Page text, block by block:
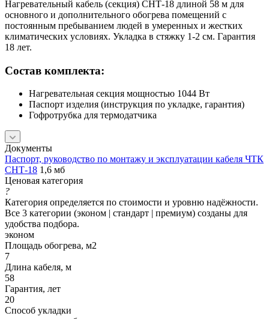
Нагревательный кабель (секция) СНТ-18 длиной 58 м для
основного и дополнительного обогрева помещений с
постоянным пребыванием людей в умеренных и жестких
климатических условиях. Укладка в стяжку 1-2 см. Гарантия
18 лет.
Состав комплекта:
Нагревательная секция мощностью 1044 Вт
Паспорт изделия (инструкция по укладке, гарантия)
Гофротрубка для термодатчика
Документы
Паспорт, руководство по монтажу и эксплуатации кабеля ЧТК
СНТ-18 1,6 мб
Ценовая категория
?
Категория определяется по стоимости и уровню надёжности.
Все 3 категории (эконом | стандарт | премиум) созданы для
удобства подбора.
эконом
Площадь обогрева, м2
7
Длина кабеля, м
58
Гарантия, лет
20
Способ укладки